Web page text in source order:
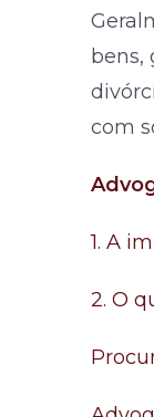
bens,
com
1. A
2. O